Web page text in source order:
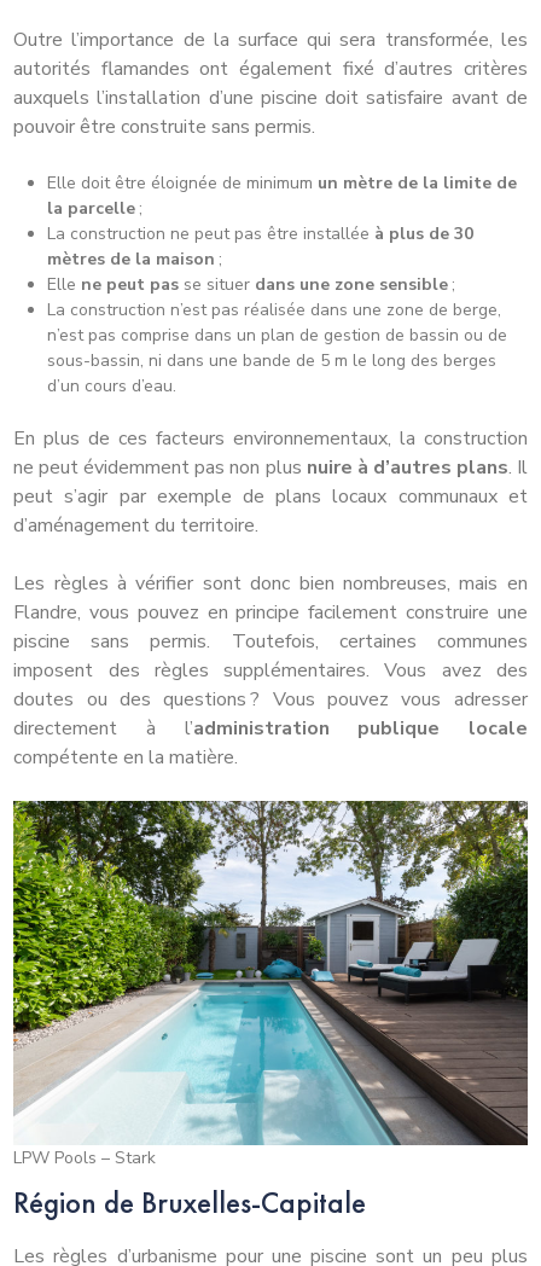
Outre l’importance de la surface qui sera transformée, les
autorités flamandes ont également fixé d’autres critères
auxquels l’installation d’une piscine doit satisfaire avant de
pouvoir être construite sans permis.
Elle doit être éloignée de minimum un mètre de la limite de
la parcelle ;
La construction ne peut pas être installée à plus de 30
mètres de la maison ;
Elle ne peut pas se situer dans une zone sensible ;
La construction n’est pas réalisée dans une zone de berge,
n’est pas comprise dans un plan de gestion de bassin ou de
sous-bassin, ni dans une bande de 5 m le long des berges
d’un cours d’eau.
En plus de ces facteurs environnementaux, la construction
ne peut évidemment pas non plus nuire à d’autres plans. Il
peut s’agir par exemple de plans locaux communaux et
d’aménagement du territoire.
Les règles à vérifier sont donc bien nombreuses, mais en
Flandre, vous pouvez en principe facilement construire une
piscine sans permis. Toutefois, certaines communes
imposent des règles supplémentaires. Vous avez des
doutes ou des questions ? Vous pouvez vous adresser
directement à l’administration publique locale
compétente en la matière.
LPW Pools – Stark
Région de Bruxelles-Capitale
Les règles d’urbanisme pour une piscine sont un peu plus